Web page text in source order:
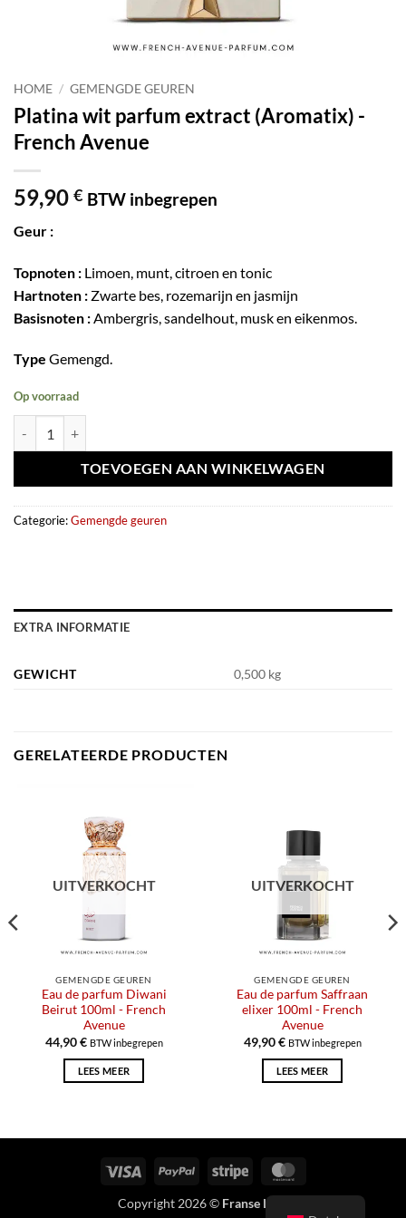
HOME / GEMENGDE GEUREN
Platina wit parfum extract (Aromatix) -
French Avenue
59,90 € BTW inbegrepen
Geur :
Topnoten : Limoen, munt, citroen en tonic
Hartnoten : Zwarte bes, rozemarijn en jasmijn
Basisnoten : Ambergris, sandelhout, musk en eikenmos.
Type Gemengd.
Op voorraad
TOEVOEGEN AAN WINKELWAGEN
Categorie:Gemengde geuren
EXTRA INFORMATIE
GEWICHT 0,500 kg
GERELATEERDE PRODUCTEN
UITVERKOCHT
GEMENGDE GEUREN
Eau de parfum Diwani
Beirut 100ml - French
Avenue
44,90€ BTW inbegrepen
LEES MEER
UITVERKOCHT
GEMENGDE GEUREN
Eau de parfum Saffraan
elixer 100ml - French
Avenue
49,90€ BTW inbegrepen
LEES MEER
Visa PayPal Streep
Copyright 2026 © Franse Laan